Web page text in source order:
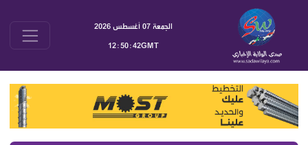
الجمعة 07 أغسطس 2026
12:50:42GMT